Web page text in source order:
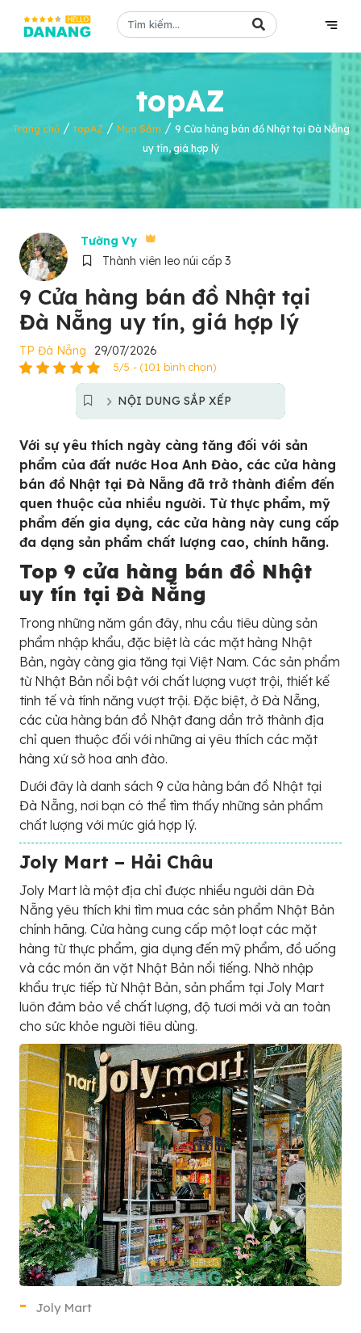
topAZ
Trang chủ/ topAZ / Mua Sắm / 9 Cửa hàng bán đồ Nhật tại Đà Nẵng
uy tín, giá hợp lý
Tường Vy
Thành viên leo núi cấp 3
9 Cửa hàng bán đồ Nhật tại
Đà Nẵng uy tín, giá hợp lý
TP Đà Nẵng 29/07/2026
5/5 - (101 bình chọn)
NỘI DUNG SẮP XẾP
Với sự yêu thích ngày càng tăng đối với sản
phẩm của đất nước Hoa Anh Đào, các cửa hàng
bán đồ Nhật tại Đà Nẵng đã trở thành điểm đến
quen thuộc của nhiều người. Từ thực phẩm, mỹ
phẩm đến gia dụng, các cửa hàng này cung cấp
đa dạng sản phẩm chất lượng cao, chính hãng.
Top 9 cửa hàng bán đồ Nhật
uy tín tại Đà Nẵng
Trong những năm gần đây, nhu cầu tiêu dùng sản
phẩm nhập khẩu, đặc biệt là các mặt hàng Nhật
Bản, ngày càng gia tăng tại Việt Nam. Các sản phẩm
từ Nhật Bản nổi bật với chất lượng vượt trội, thiết kế
tinh tế và tính năng vượt trội. Đặc biệt, ở Đà Nẵng,
các cửa hàng bán đồ Nhật đang dần trở thành địa
chỉ quen thuộc đối với những ai yêu thích các mặt
hàng xứ sở hoa anh đào.
Dưới đây là danh sách 9 cửa hàng bán đồ Nhật tại
Đà Nẵng, nơi bạn có thể tìm thấy những sản phẩm
chất lượng với mức giá hợp lý.
Joly Mart – Hải Châu
Joly Mart là một địa chỉ được nhiều người dân Đà
Nẵng yêu thích khi tìm mua các sản phẩm Nhật Bản
chính hãng. Cửa hàng cung cấp một loạt các mặt
hàng từ thực phẩm, gia dụng đến mỹ phẩm, đồ uống
và các món ăn vặt Nhật Bản nổi tiếng. Nhờ nhập
khẩu trực tiếp từ Nhật Bản, sản phẩm tại Joly Mart
luôn đảm bảo về chất lượng, độ tươi mới và an toàn
cho sức khỏe người tiêu dùng.
Joly Mart